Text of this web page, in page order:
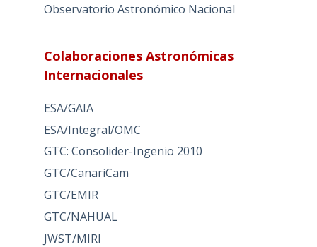
Observatorio Astronómico Nacional
Colaboraciones Astronómicas
Internacionales
ESA/GAIA
ESA/Integral/OMC
GTC: Consolider-Ingenio 2010
GTC/CanariCam
GTC/EMIR
GTC/NAHUAL
JWST/MIRI